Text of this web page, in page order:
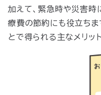
加えて、緊急時や災害時
療費の節約にも役立ちま
とで得られる主なメリッ